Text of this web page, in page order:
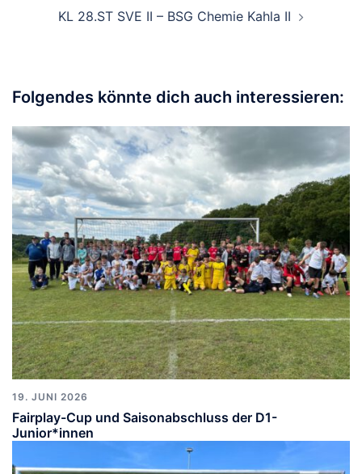
KL 28.ST SVE II – BSG Chemie Kahla II
Folgendes könnte dich auch interessieren:
19. JUNI 2026
Fairplay-Cup und Saisonabschluss der D1-
Junior*innen